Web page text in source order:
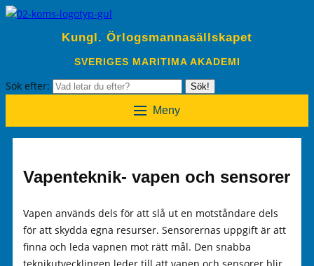
Kungl. Örlogsmannasällskapet
SVERIGES MARITIMA AKADEMI
Sök efter: Sök!
Meny
Vapenteknik- vapen och sensorer
Vapen används dels för att slå ut en motståndare dels
för att skydda egna resurser. Sensorernas uppgift är att
finna och leda vapnen mot rätt mål. Den snabba
teknikutvecklingen leder till att vapen och sensorer blir